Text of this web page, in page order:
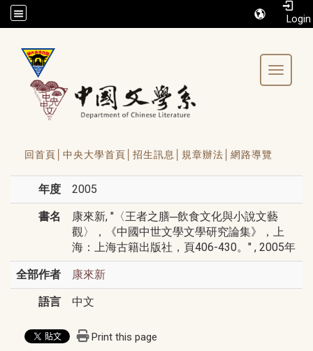
/accesskey"" title="Toolbar">:::
Toggle
回首頁│ 中央大學首頁│ 招生訊息│ 規章辦法│ 網路導覽
年度 2005
書名
康來新, "〈王者之膳─飲食文化與小說文藝
觀〉，《中國中世文學文學研究論集》，上
海：上海古籍出版社，頁406-430。" , 2005年
全部作者 康來新
語言 中文
Print this page